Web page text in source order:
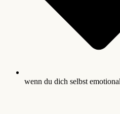
wenn du dich selbst